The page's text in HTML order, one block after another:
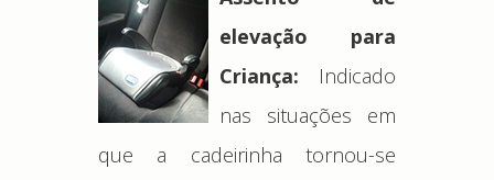
elevação para
Criança: Indicado
nas situações em
que a cadeirinha tornou-se